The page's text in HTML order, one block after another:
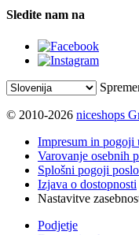
Sledite nam na
© 2010-2026 niceshops
Impresum in pogoji
Varovanje osebnih
Splošni pogoji
Izjava o dostopnosti
Nastavitve
Podjetje